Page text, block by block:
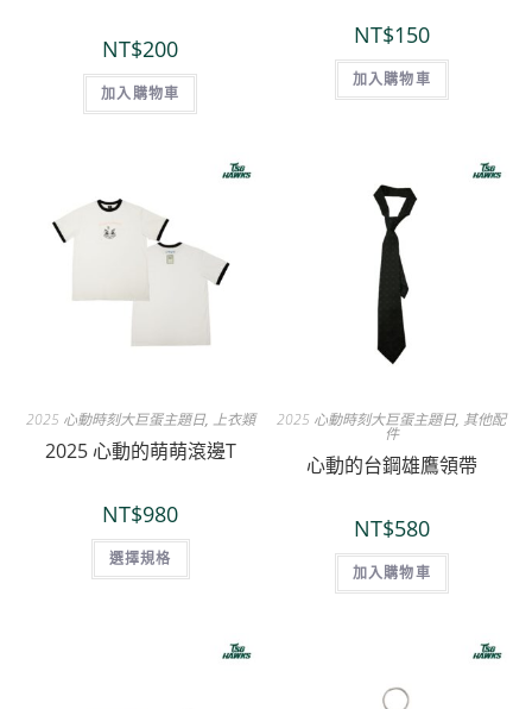
NT$200
加入購物車
NT$150
加入購物車
2025 心動時刻大巨蛋主題日, 上衣類
2025 心動的萌萌滾邊T
NT$980
選擇規格
2025 心動時刻大巨蛋主題日, 其他配
件
心動的台鋼雄鷹領帶
NT$580
加入購物車